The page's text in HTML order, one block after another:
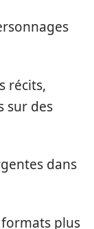
récits,
sur des
dans
plus